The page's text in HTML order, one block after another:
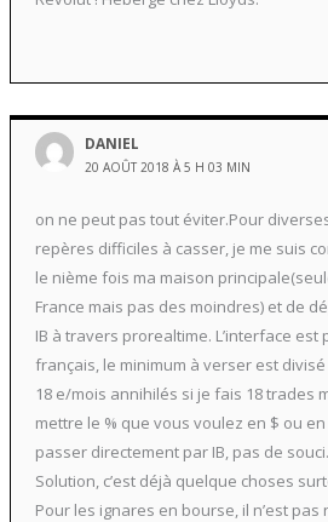
DANIEL
20 AOÛT 2018 À 5 H 03 MIN
on ne peut pas tout éviter.Pour
repères difficiles à casser, je me suis
le nième fois ma maison
France mais pas des moindres) et de
IB à travers prorealtime. L’interface est
français, le minimum à verser est
18 e/mois annihilés si je fais 18 trades
mettre le % que vous voulez en $ ou
passer directement par IB, pas de
Solution, c’est déjà quelque choses
Pour les ignares en bourse, il n’est pas